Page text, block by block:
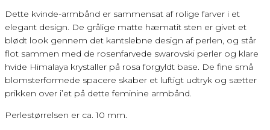
Dette kvinde-armbånd er sammensat af rolige farver i et
elegant design. De grålige matte hæmatit sten er givet et
blødt look gennem det kantslebne design af perlen, og står
flot sammen med de rosenfarvede swarovski perler og klare
hvide Himalaya krystaller på rosa forgyldt base. De fine små
blomsterformede spacere skaber et luftigt udtryk og sætter
prikken over i’et på dette feminine armbånd.
Perlestørrelsen er ca. 10 mm.